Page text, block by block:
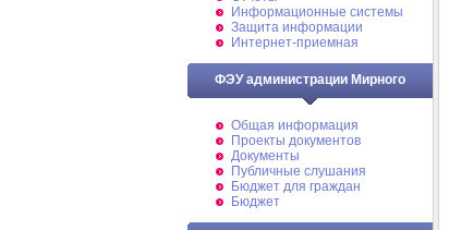
Информационные системы
Защита информации
Интернет-приемная
ФЭУ администрации Мирного
Общая информация
Проекты документов
Документы
Публичные слушания
Бюджет для граждан
Бюджет